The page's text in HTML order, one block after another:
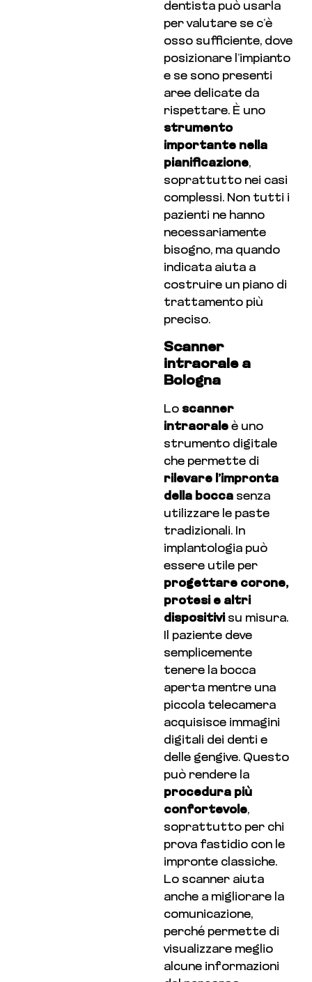
dentista può usarla
per valutare se c’è
osso sufficiente, dove
posizionare l’impianto
e se sono presenti
aree delicate da
rispettare. È uno
strumento
importante nella
pianificazione,
soprattutto nei casi
complessi. Non tutti i
pazienti ne hanno
necessariamente
bisogno, ma quando
indicata aiuta a
costruire un piano di
trattamento più
preciso.
Scanner
intraorale a
Bologna
Lo scanner
intraorale è uno
strumento digitale
che permette di
rilevare l’impronta
della bocca senza
utilizzare le paste
tradizionali. In
implantologia può
essere utile per
progettare corone,
protesi e altri
dispositivi su misura.
Il paziente deve
semplicemente
tenere la bocca
aperta mentre una
piccola telecamera
acquisisce immagini
digitali dei denti e
delle gengive. Questo
può rendere la
procedura più
confortevole,
soprattutto per chi
prova fastidio con le
impronte classiche.
Lo scanner aiuta
anche a migliorare la
comunicazione,
perché permette di
visualizzare meglio
alcune informazioni